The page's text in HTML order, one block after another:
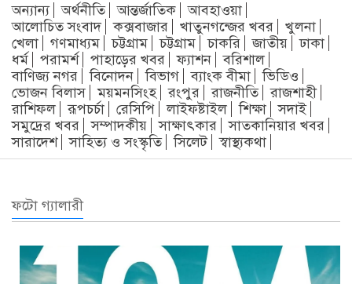
অন্যান্য অর্থনীতি আন্তর্জাতিক
আবহাওয়া
আলোচিত সংবাদ
কক্সবাজার খাতুনগন্জের খবর
খুলনা
খেলা
গণমাধ্যম চট্টগ্রাম চট্টগ্রাম চাকরি জাতীয়
ঢাকা
ধর্ম
পরামর্শ পাহাড়ের খবর ফ্যাশন
বরিশাল
বাণিজ্য নগর
বিনোদন বিভাগ ব্যাংক বীমা
ভিডিও
ভোজন বিলাস
ময়মনসিংহ রংপুর রাজনীতি
রাজশাহী
রাশিফল
রূপচর্চা রেসিপি লাইফষ্টাইল শিক্ষা
সদাই
সমুদ্রের খবর
সম্পাদকীয় সাক্ষাৎকার
সাতকানিয়ার খবর
সারাদেশ
সাহিত্য ও সংস্কৃতি সিলেট স্বাস্থ্যকথা
ফটো গ্যালারী